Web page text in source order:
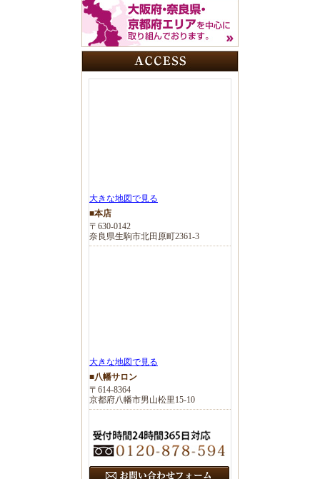
大きな地図で見る
■本店
〒630-0142
奈良県生駒市北田原町2361-3
大きな地図で見る
■八幡サロン
〒614-8364
京都府八幡市男山松里15-10